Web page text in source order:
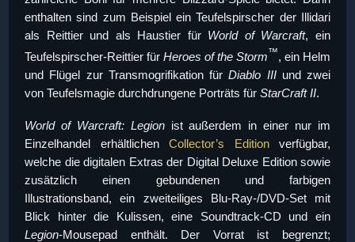
enthalten sind zum Beispiel ein Teufelspirscher der Illidari
als Reittier und als Haustier für World of Warcraft, ein
Teufelspirscher-Reittier für Heroes of the Storm ™, ein Helm
und Flügel zur Transmogrifikation fürDiablo IIIund zwei
von Teufelsmagie durchdrungene Porträts für StarCraft II.
World of Warcraft: Legionist außerdem in einer nur im
Einzelhandel erhältlichen Collector’s Editionverfügbar,
welche die digitalen Extras der Digital Deluxe Edition sowie
zusätzlich einen gebundenen und farbigen
Illustrationsband, ein zweiteiliges Blu-Ray-/DVD-Set mit
Blick hinter die Kulissen, eine Soundtrack-CD und ein
Legion-Mousepad enthält. Der Vorrat ist begrenzt;